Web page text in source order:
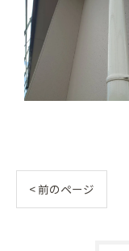
< 前のページ